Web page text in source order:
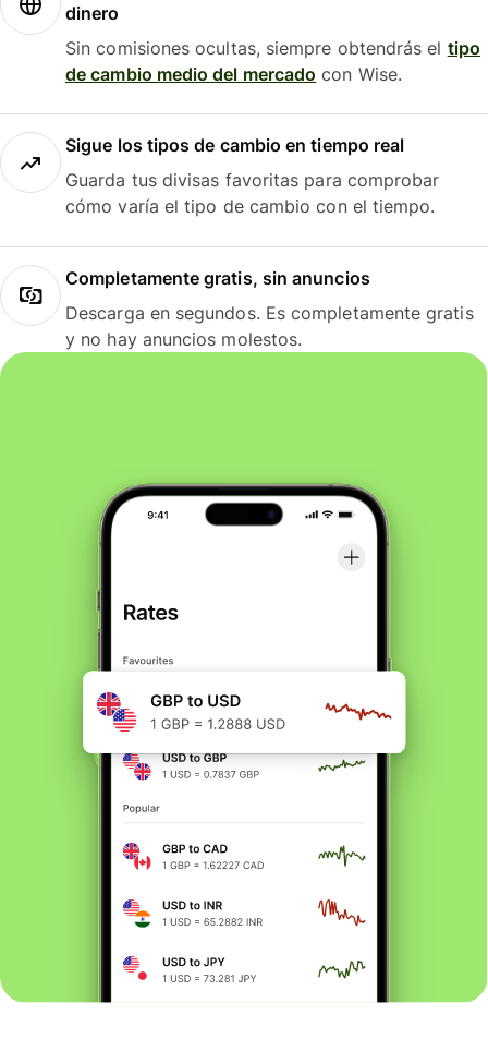
dinero
Sin comisiones ocultas, siempre obtendrás el tipo
de cambio medio del mercado con Wise.
Sigue los tipos de cambio en tiempo real
Guarda tus divisas favoritas para comprobar
cómo varía el tipo de cambio con el tiempo.
Completamente gratis, sin anuncios
Descarga en segundos. Es completamente gratis
y no hay anuncios molestos.